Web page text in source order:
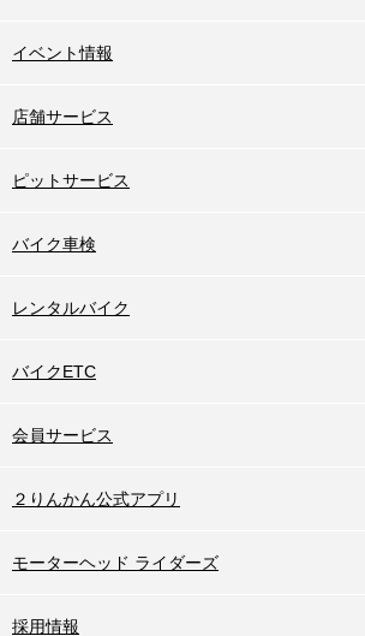
イベント情報
店舗サービス
ピットサービス
バイク車検
レンタルバイク
バイクETC
会員サービス
２りんかん公式アプリ
モーターヘッド ライダーズ
採用情報